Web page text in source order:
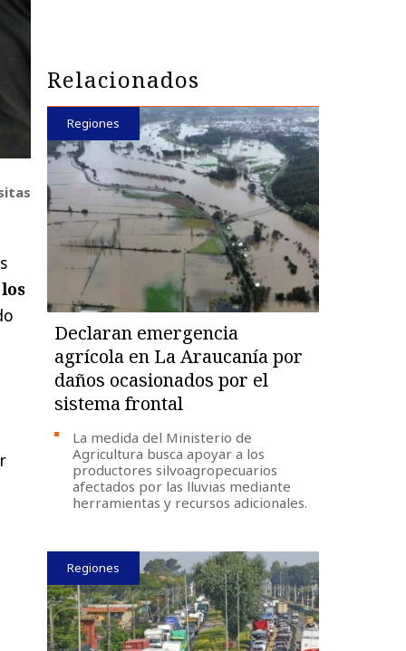
Relacionados
Regiones
Declaran emergencia
agrícola en La Araucanía por
daños ocasionados por el
sistema frontal
La medida del Ministerio de
Agricultura busca apoyar a los
productores silvoagropecuarios
afectados por las lluvias mediante
herramientas y recursos adicionales.
Regiones